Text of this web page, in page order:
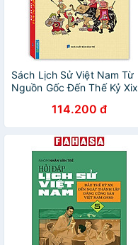
Sách Lịch Sử Việt Nam Từ
Nguồn Gốc Đến Thế Kỷ Xix
114.200 đ